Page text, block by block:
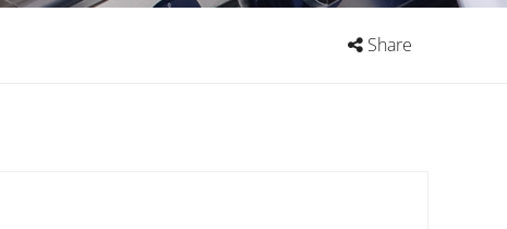
Share